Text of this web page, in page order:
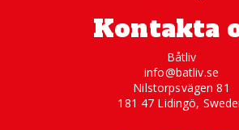
Kontakta
Båtliv
info@batliv.se
Nilstorpsvägen 81
181 47 Lidingö,